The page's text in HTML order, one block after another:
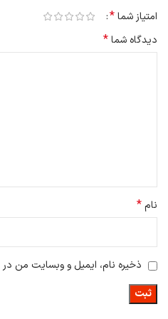
امتیاز شما*
دیدگاه شما*
نام*
ذخیره نام، ایمیل و وبسایت من در